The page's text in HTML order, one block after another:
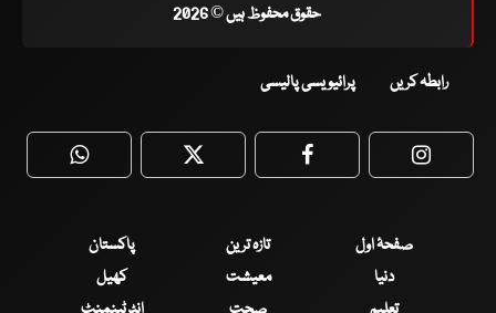
حقوق محفوظ ہیں © 2026
رابطہ کریں پرائیویسی پالیسی
WhatsApp Twitter Facebook
صفحۂ اول تازہ ترین
پاکستان
دنیا
معیشت
کھیل